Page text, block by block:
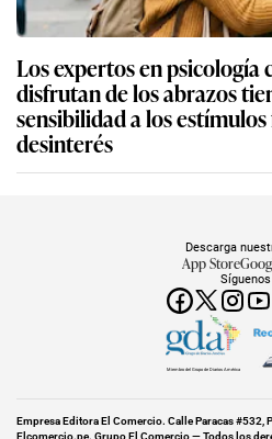
Los expertos en psicología
disfrutan de los abrazos
sensibilidad a los
desinterés
Síguenos
Descarga
App Store
Miembro del Grupo de Diarios América
Empresa Editora El Comercio. Calle Paracas
Elcomercio.pe. Grupo El Comercio — Todos los